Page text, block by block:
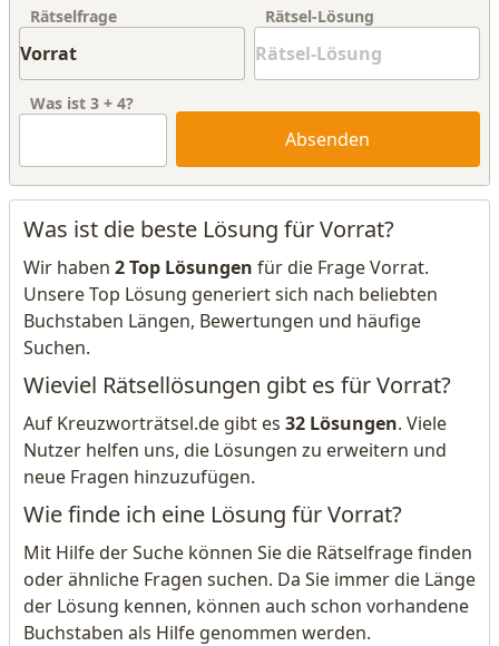
Rätselfrage Rätsel-Lösung
Was ist 3 + 4?
Absenden
Was ist die beste Lösung für Vorrat?
Wir haben 2 Top Lösungen für die Frage Vorrat.
Unsere Top Lösung generiert sich nach beliebten
Buchstaben Längen, Bewertungen und häufige
Suchen.
Wieviel Rätsellösungen gibt es für Vorrat?
Auf Kreuzworträtsel.de gibt es 32 Lösungen. Viele
Nutzer helfen uns, die Lösungen zu erweitern und
neue Fragen hinzuzufügen.
Wie finde ich eine Lösung für Vorrat?
Mit Hilfe der Suche können Sie die Rätselfrage finden
oder ähnliche Fragen suchen. Da Sie immer die Länge
der Lösung kennen, können auch schon vorhandene
Buchstaben als Hilfe genommen werden.